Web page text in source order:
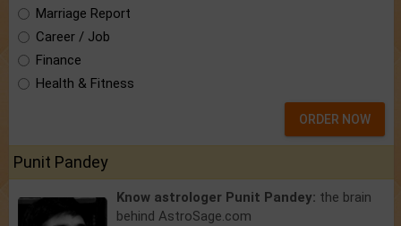
Marriage Report
Career / Job
Finance
Health & Fitness
ORDER NOW
Punit Pandey
Know astrologer Punit Pandey: the brain
behind AstroSage.com